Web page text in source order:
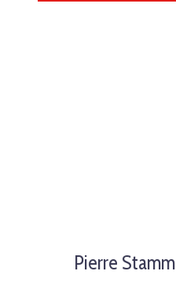
Pierre Stamm